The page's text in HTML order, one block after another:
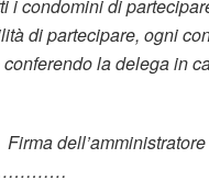
i condomini di
di partecipare, ogni
la delega in
dell’amministratore